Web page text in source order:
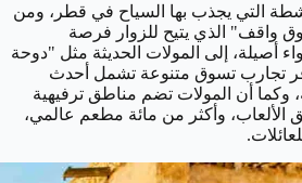
التي يجذب بها السياح في قطر، ومن
واقف" الذي يتيح للزوار فرصة
أصيلة، إلى المولات الحديثة مثل "دوحة
تجارب تسوق متنوعة تشمل أحدث
وكما أن المولات تضم مناطق ترفيهية
الألعاب، وأكثر من مائة مطعم عالمي،